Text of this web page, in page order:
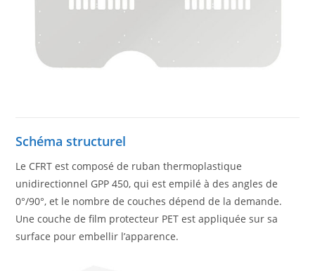
Schéma structurel
Le CFRT est composé de ruban thermoplastique
unidirectionnel GPP 450, qui est empilé à des angles de
0°/90°, et le nombre de couches dépend de la demande.
Une couche de film protecteur PET est appliquée sur sa
surface pour embellir l’apparence.